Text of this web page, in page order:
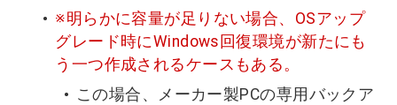
※明らかに容量が足りない場合、OSアップ
グレード時にWindows回復環境が新たにも
う一つ作成されるケースもある。
この場合、メーカー製PCの専用バックア